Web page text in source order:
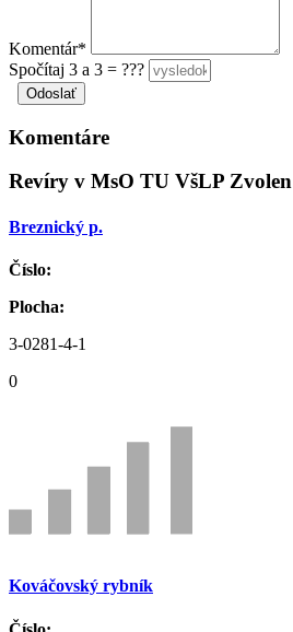
Komentár*
Spočítaj 3 a 3 = ???
Komentáre
Revíry v MsO TU VšLP Zvolen
Breznický p.
Číslo:
Plocha:
3-0281-4-1
0
Kováčovský rybník